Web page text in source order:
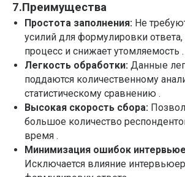
7.Преимущества
Простота заполнения: Не
усилий для формулировки ответа,
процесс и снижает утомляемость .
Легкость обработки: Данные
поддаются количественному
статистическому сравнению .
Высокая скорость сбора:
большое количество
время .
Минимизация ошибок
Исключается влияние